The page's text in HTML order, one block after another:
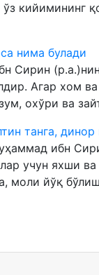
кийимининг
нима булади
Сирин
Агар хом
охўри ва
танга,
ибн
учун яхши
моли йўқ